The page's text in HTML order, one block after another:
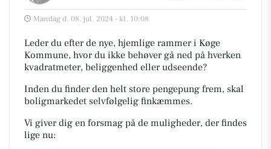
Mandag d. 08. jul. 2024 - kl. 10:08
Leder du efter de nye, hjemlige rammer i Køge
Kommune, hvor du ikke behøver gå ned på hverken
kvadratmeter, beliggenhed eller udseende?
Inden du finder den helt store pengepung frem, skal
boligmarkedet selvfølgelig finkæmmes.
Vi giver dig en forsmag på de muligheder, der findes
lige nu: